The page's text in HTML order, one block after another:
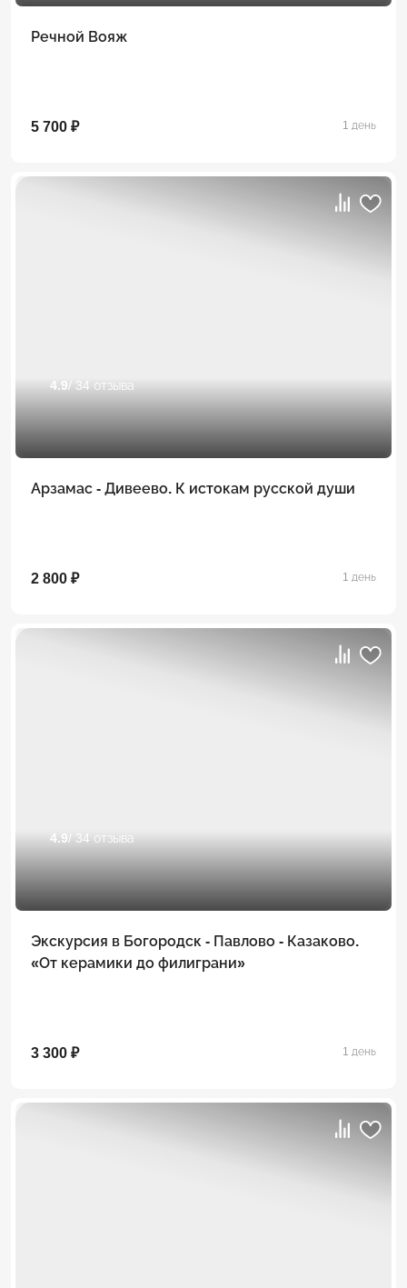
Речной Вояж
5 700 ₽ 1 день
4.9/ 34 отзыва
Арзамас - Дивеево. К истокам русской души
2 800 ₽ 1 день
4.9 / 34 отзыва
Экскурсия в Богородск - Павлово - Казаково.
«От керамики до филиграни»
3 300 ₽ 1 день